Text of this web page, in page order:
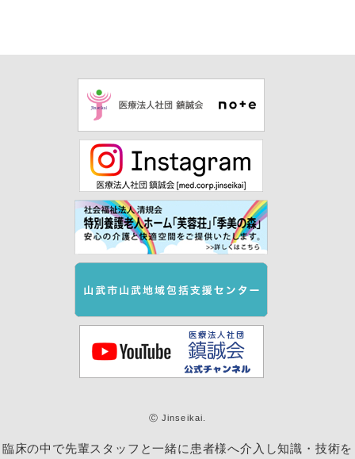
臨床の中で先輩スタッフと一緒に患者様へ介入し知識・技術を
Ⓒ Jinseikai.